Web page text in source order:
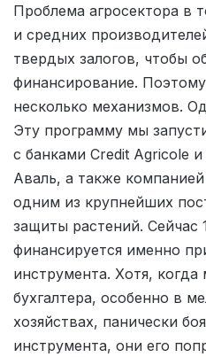
Проблема агросектора в
и средних
твердых залогов, чтобы
финансирование.
несколько механизмов.
Эту программу мы
с банками Credit Agricole
Аваль, а также компанией
одним из крупнейших
защиты растений. Сейчас
финансируется именно
инструмента. Хотя,
бухгалтера, особенно в
хозяйствах, панически
инструмента, они его